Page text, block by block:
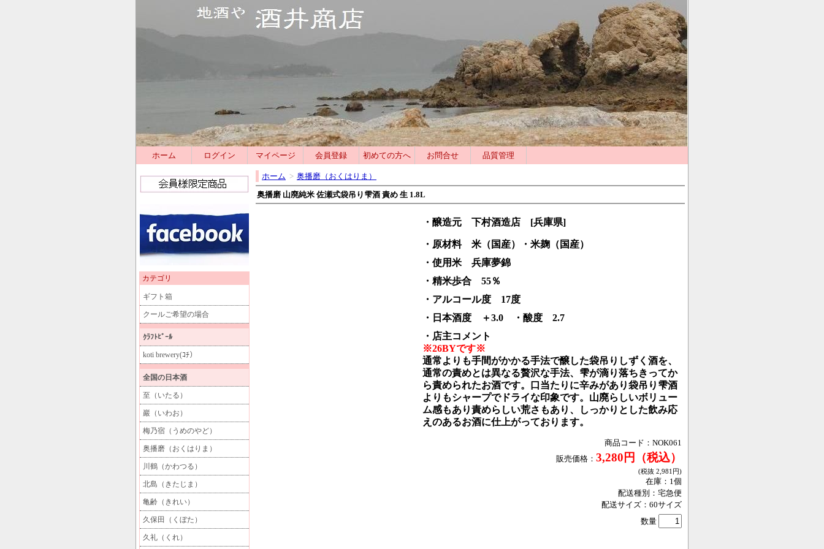
ホーム ログイン マイページ 会員登録 初めての方へ お問合せ 品質管理
ホーム > 奥播磨（おくはりま）
奥播磨 山廃純米 佐瀬式袋吊り雫酒 責め 生 1.8L
・醸造元 下村酒造店 [兵庫県]
・原材料 米（国産）・米麹（国産）
・使用米 兵庫夢錦
・精米歩合 55％
・アルコール度 17度
・日本酒度 ＋3.0
・酸度 2.7
・店主コメント
※26BYです※
通常よりも手間がかかる手法で醸した袋吊りしずく酒を、
通常の責めとは異なる贅沢な手法、雫が滴り落ちきってか
ら責められたお酒です。
口当たりに辛みがあり袋吊り雫酒
よりもシャープでドライな印象です。山廃らしいボリュー
ム感もあり責めらしい荒さもあり、しっかりとした飲み応
えのあるお酒に仕上がっております。
商品コード： NOK061
販売価格： 3,280 円 （税込）
(税抜 2,981 円)
在庫： 1個
配送種別： 宅急便
配送サイズ： 60サイズ
数量
カテゴリ
ギフト箱
クールご希望の場合
ｸﾗﾌﾄﾋﾞｰﾙ
koti brewery(ｺﾁ）
全国の日本酒
至（いたる）
巖（いわお）
梅乃宿（うめのやど）
奥播磨（おくはりま）
川鶴（かわつる）
北島（きたじま）
亀齢（きれい）
久保田（くぼた）
久礼（くれ）